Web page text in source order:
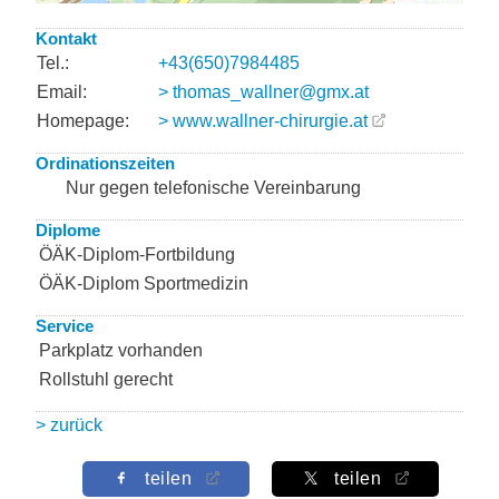
Kontakt
Tel.:
+43(650)7984485
Email:
> thomas_wallner@gmx.at
Homepage:
> www.wallner-chirurgie.at
Ordinationszeiten
Nur gegen telefonische Vereinbarung
Diplome
ÖÄK-Diplom-Fortbildung
ÖÄK-Diplom Sportmedizin
Service
Parkplatz vorhanden
Rollstuhl gerecht
> zurück
teilen teilen